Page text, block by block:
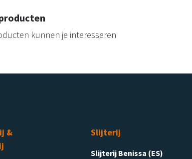
kunnen je interesseren
&
Slijterij
Slijterij Benissa (ES)